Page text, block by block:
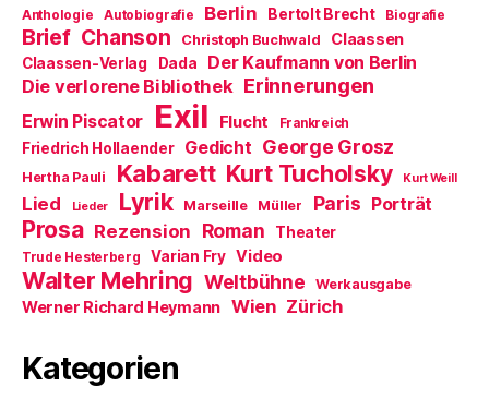
Anthologie Autobiografie Berlin Bertolt Brecht Biografie
Brief Chanson Christoph Buchwald Claassen
Claassen-Verlag Dada Der Kaufmann von Berlin
Die verlorene Bibliothek Erinnerungen
Erwin Piscator Exil Flucht Frankreich
Friedrich Hollaender Gedicht George Grosz
Hertha Pauli Kabarett Kurt Tucholsky Kurt Weill
Lied Lieder Lyrik Marseille Müller Paris Porträt
Prosa Rezension Roman Theater
Trude Hesterberg Varian Fry Video
Walter Mehring Weltbühne Werkausgabe
Werner Richard Heymann Wien Zürich
Kategorien